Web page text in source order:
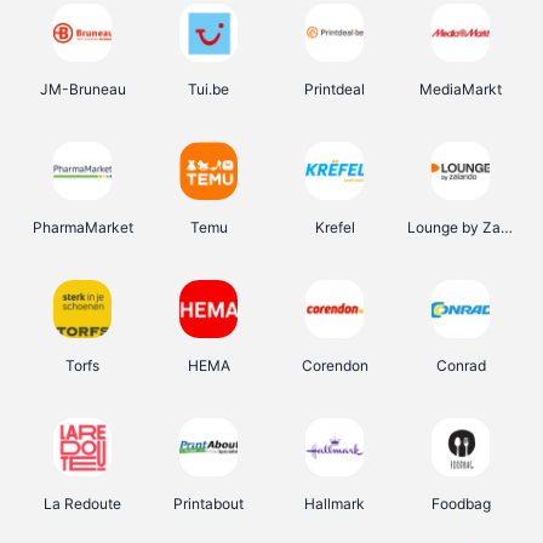
JM-Bruneau Tui.be Printdeal MediaMarkt
PharmaMarket Temu Krefel Lounge by Zalando
Torfs HEMA Corendon Conrad
La Redoute Printabout Hallmark Foodbag